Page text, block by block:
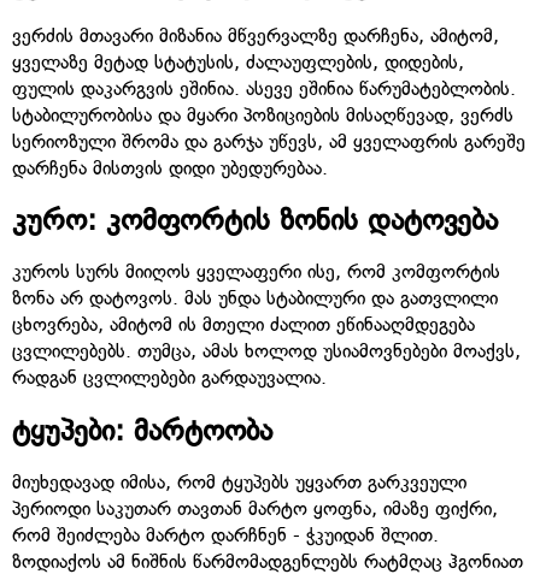
ვერძის მთავარი მიზანია მწვერვალზე დარჩენა, ამიტომ,
ყველაზე მეტად სტატუსის, ძალაუფლების, დიდების,
ფულის დაკარგვის ეშინია. ასევე ეშინია წარუმატებლობის.
სტაბილურობისა და მყარი პოზიციების მისაღწევად, ვერძს
სერიოზული შრომა და გარჯა უწევს, ამ ყველაფრის გარეშე
დარჩენა მისთვის დიდი უბედურებაა.
კურო: კომფორტის ზონის დატოვება
კუროს სურს მიიღოს ყველაფერი ისე, რომ კომფორტის
ზონა არ დატოვოს. მას უნდა სტაბილური და გათვლილი
ცხოვრება, ამიტომ ის მთელი ძალით ეწინააღმდეგება
ცვლილებებს. თუმცა, ამას ხოლოდ უსიამოვნებები მოაქვს,
რადგან ცვლილებები გარდაუვალია.
ტყუპები: მარტოობა
მიუხედავად იმისა, რომ ტყუპებს უყვართ გარკვეული
პერიოდი საკუთარ თავთან მარტო ყოფნა, იმაზე ფიქრი,
რომ შეიძლება მარტო დარჩნენ - ჭკუიდან შლით.
ზოდიაქოს ამ ნიშნის წარმომადგენლებს რატმღაც ჰგონიათ